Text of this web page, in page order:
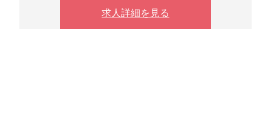
※販売員平均残業時間は6～9時間/月、店長平均
残業時間は、11～12時間/月(2021年度実績）
求人詳細を見る